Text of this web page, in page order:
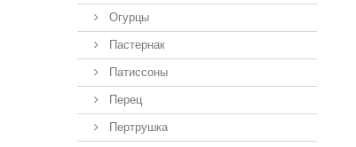
Огурцы
Пастернак
Патиссоны
Перец
Пертрушка